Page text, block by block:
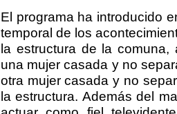
El programa ha introducido
temporal de los
la estructura de la
una mujer casada y no
otra mujer casada y no
la estructura. Además del